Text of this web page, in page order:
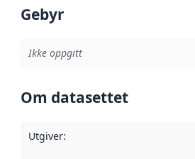
Gebyr
Ikke oppgitt
Om datasettet
Utgiver: